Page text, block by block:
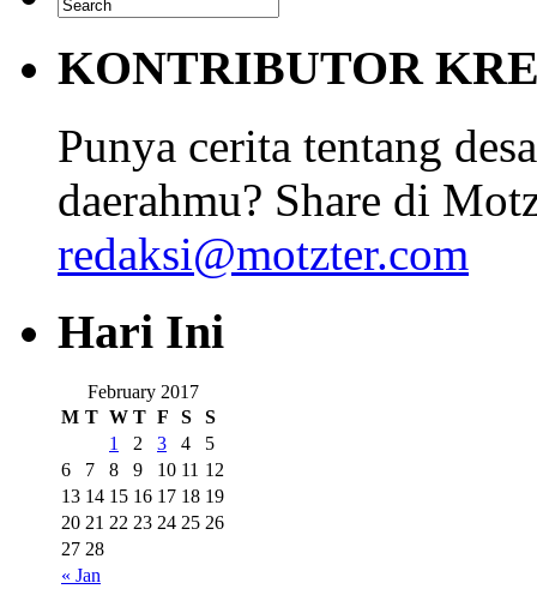
KONTRIBUTOR
Punya cerita tentang
daerahmu? Share di
redaksi@motzter.com
Hari Ini
February 2017
M T W T F S S
« Jan
1 2 3 4
5
6
7 8 9 10 11 12
13 14 15 16 17 18 19
20 21 22 23 24 25 26
27 28